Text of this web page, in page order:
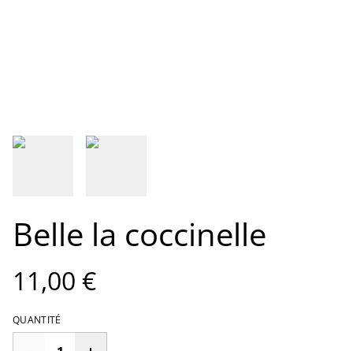
Belle la coccinelle
11,00 €
QUANTITÉ